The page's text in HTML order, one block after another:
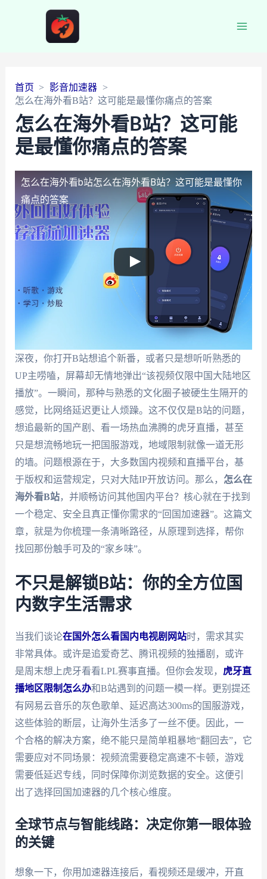
首页
影音加速器
怎么在海外看B站？这可能是最懂你痛点的答案
怎么在海外看B站？这可能
是最懂你痛点的答案
怎么在海外看b站怎么在海外看B站？这可能是最懂你
痛点的答案
深夜，你打开B站想追个新番，或者只是想听听熟悉的
UP主唠嗑，屏幕却无情地弹出“该视频仅限中国大陆地区
播放”。一瞬间，那种与熟悉的文化圈子被硬生生隔开的
感觉，比网络延迟更让人烦躁。这不仅仅是B站的问题，
想追最新的国产剧、看一场热血沸腾的虎牙直播，甚至
只是想流畅地玩一把国服游戏，地域限制就像一道无形
的墙。问题根源在于，大多数国内视频和直播平台，基
于版权和运营规定，只对大陆IP开放访问。那么， 怎么在
海外看B站，并顺畅访问其他国内平台？核心就在于找到
一个稳定、安全且真正懂你需求的“回国加速器”。这篇文
章，就是为你梳理一条清晰路径，从原理到选择，帮你
找回那份触手可及的“家乡味”。
不只是解锁B站：你的全方位国
内数字生活需求
当我们谈论在国外怎么看国内电视剧网站时，需求其实
非常具体。或许是追爱奇艺、腾讯视频的独播剧，或许
是周末想上虎牙看看LPL赛事直播。但你会发现， 虎牙直
播地区限制怎么办和B站遇到的问题一模一样。更别提还
有网易云音乐的灰色歌单、延迟高达300ms的国服游戏，
这些体验的断层，让海外生活多了一丝不便。因此，一
个合格的解决方案，绝不能只是简单粗暴地“翻回去”，它
需要应对不同场景：视频流需要稳定高速不卡顿，游戏
需要低延迟专线，同时保障你浏览数据的安全。这便引
出了选择回国加速器的几个核心维度。
全球节点与智能线路：决定你第一眼体验
的关键
想象一下，你用加速器连接后，看视频还是缓冲，开直